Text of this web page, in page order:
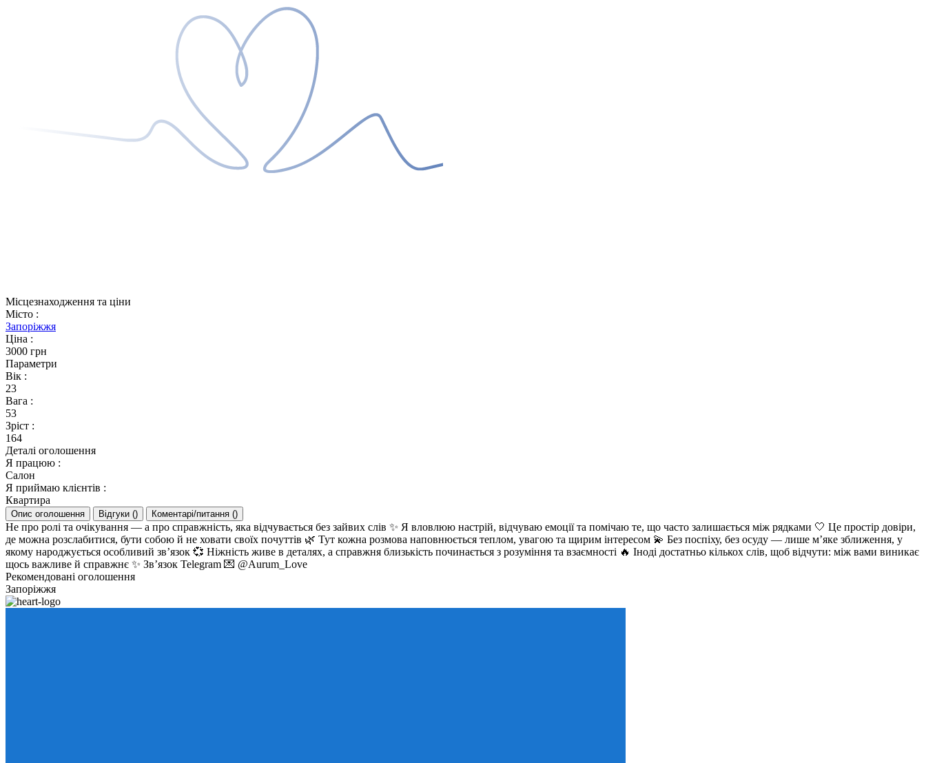
Місцезнаходження та ціни
Місто :
Запоріжжя
Ціна :
3000 грн
Параметри
Вік :
23
Вага :
53
Зріст :
164
Деталі оголошення
Я працюю :
Салон
Я приймаю клієнтів :
Квартира
Опис оголошення Відгуки () Коментарі/питання ()
Не про ролі та очікування — а про справжність, яка відчувається без зайвих слів ✨ Я вловлюю настрій, відчуваю емоції та помічаю те, що часто залишається між рядками 🤍 Це простір довіри,
де можна розслабитися, бути собою й не ховати своїх почуттів 🌿 Тут кожна розмова наповнюється теплом, увагою та щирим інтересом 💫 Без поспіху, без осуду — лише м’яке зближення, у
якому народжується особливий зв’язок 💞 Ніжність живе в деталях, а справжня близькість починається з розуміння та взаємності 🔥 Іноді достатньо кількох слів, щоб відчути: між вами виникає
щось важливе й справжнє ✨ Зв’язок Telegram 💌 @Aurum_Love
Рекомендовані оголошення
Запоріжжя